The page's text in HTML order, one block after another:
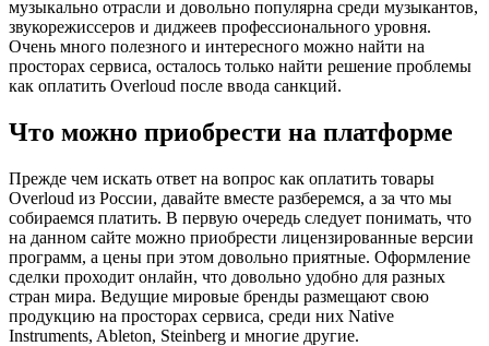
музыкально отрасли и довольно популярна среди музыкантов,
звукорежиссеров и диджеев профессионального уровня.
Очень много полезного и интересного можно найти на
просторах сервиса, осталось только найти решение проблемы
как оплатить Overloud после ввода санкций.
Что можно приобрести на платформе
Прежде чем искать ответ на вопрос как оплатить товары
Overloud из России, давайте вместе разберемся, а за что мы
собираемся платить. В первую очередь следует понимать, что
на данном сайте можно приобрести лицензированные версии
программ, а цены при этом довольно приятные. Оформление
сделки проходит онлайн, что довольно удобно для разных
стран мира. Ведущие мировые бренды размещают свою
продукцию на просторах сервиса, среди них Native
Instruments, Ableton, Steinberg и многие другие.